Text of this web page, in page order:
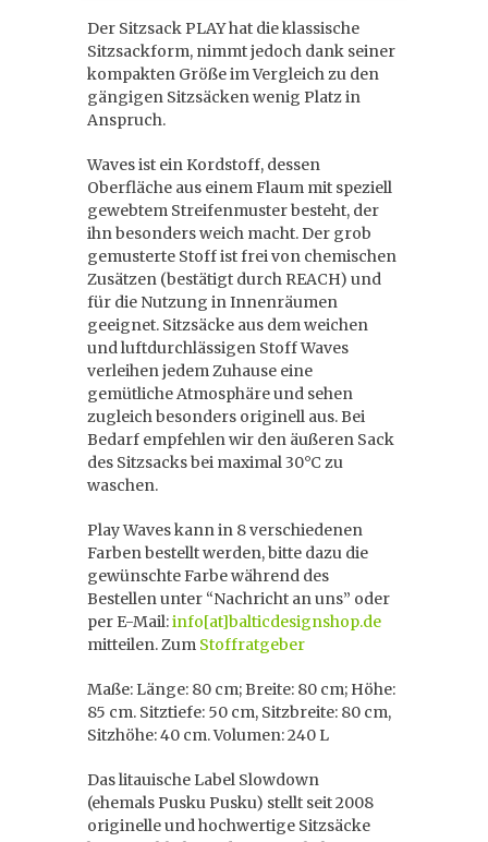
Der Sitzsack PLAY hat die klassische
Sitzsackform, nimmt jedoch dank seiner
kompakten Größe im Vergleich zu den
gängigen Sitzsäcken wenig Platz in
Anspruch.
Waves ist ein Kordstoff, dessen
Oberfläche aus einem Flaum mit speziell
gewebtem Streifenmuster besteht, der
ihn besonders weich macht. Der grob
gemusterte Stoff ist frei von chemischen
Zusätzen (bestätigt durch REACH) und
für die Nutzung in Innenräumen
geeignet. Sitzsäcke aus dem weichen
und luftdurchlässigen Stoff Waves
verleihen jedem Zuhause eine
gemütliche Atmosphäre und sehen
zugleich besonders originell aus. Bei
Bedarf empfehlen wir den äußeren Sack
des Sitzsacks bei maximal 30°C zu
waschen.
Play Waves kann in 8 verschiedenen
Farben bestellt werden, bitte dazu die
gewünschte Farbe während des
Bestellen unter “Nachricht an uns” oder
per E-Mail:info[at]balticdesignshop.de
mitteilen. Zum Stoffratgeber
Maße: Länge: 80 cm; Breite: 80 cm; Höhe:
85 cm. Sitztiefe: 50 cm, Sitzbreite: 80 cm,
Sitzhöhe: 40 cm. Volumen: 240 L
Das litauische Label Slowdown
(ehemals Pusku Pusku) stellt seit 2008
originelle und hochwertige Sitzsäcke